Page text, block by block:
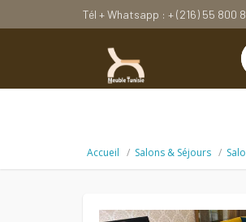
Tél + Whatsapp : + (216) 55 800
Accueil Salons & Séjours